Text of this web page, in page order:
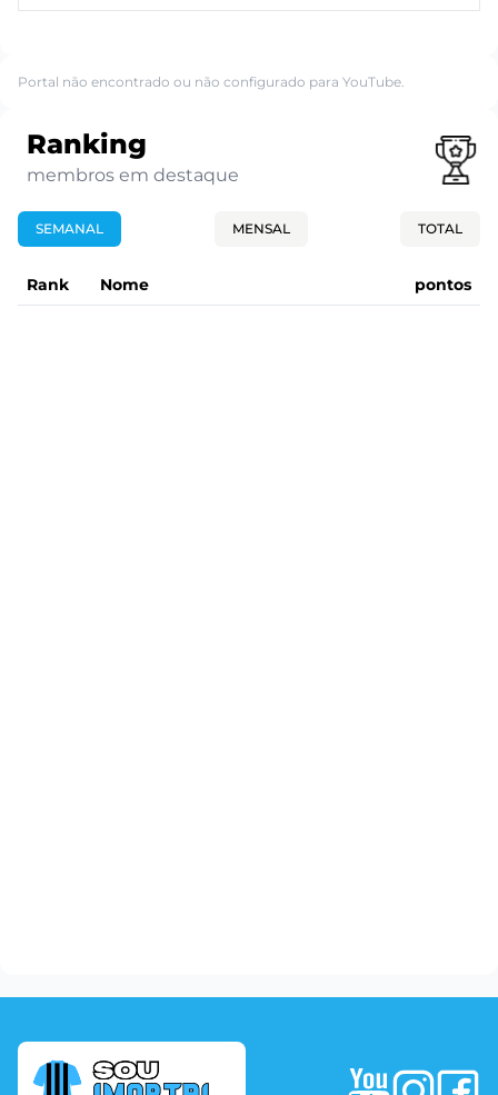
Portal não encontrado ou não configurado para YouTube.
Ranking
membros em destaque
SEMANAL MENSAL TOTAL
Rank Nome pontos